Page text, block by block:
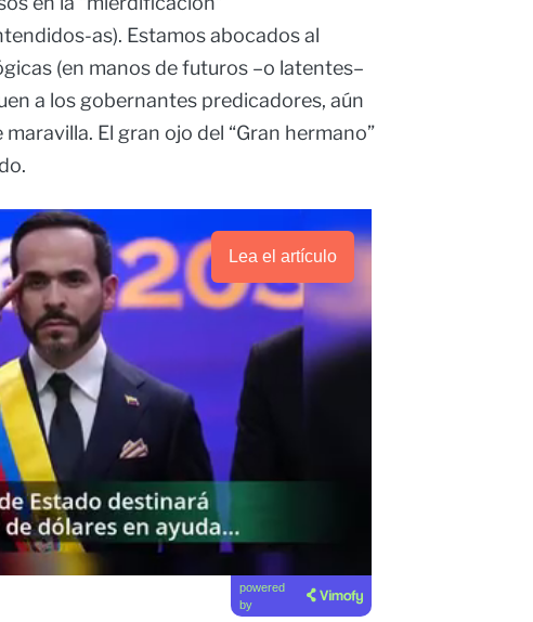
as). Estamos abocados al
(en manos de futuros –o latentes–
a los gobernantes predicadores, aún
El gran ojo del “Gran hermano”
Lea el artículo
powered
by